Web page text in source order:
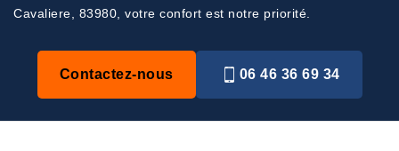
Cavaliere, 83980, votre confort est notre priorité.
Contactez-nous 06 46 36 69 34